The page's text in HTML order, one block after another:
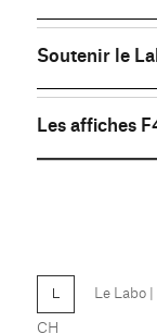
Soutenir le
Les affiches
Le Labo |
CH